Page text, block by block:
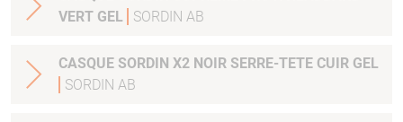
VERT GEL
SORDIN AB
CASQUE SORDIN X2 NOIR SERRE-TETE CUIR GEL
SORDIN AB